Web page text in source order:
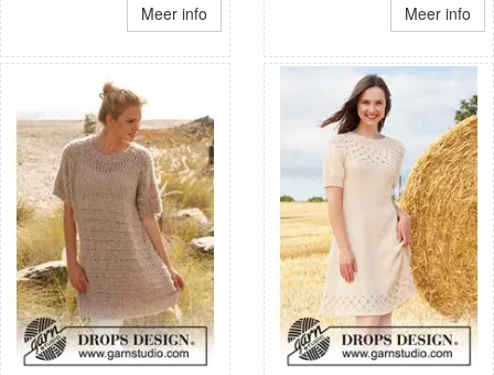
Meer info Meer info